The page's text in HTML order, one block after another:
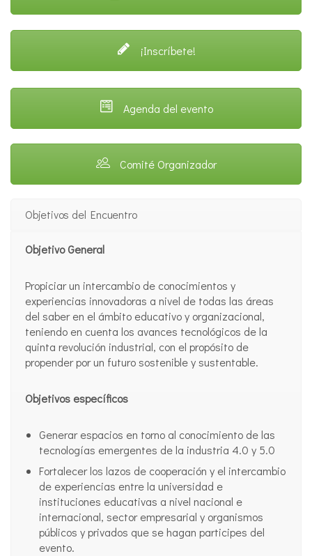
¡Inscríbete!
Agenda del evento
Comité Organizador
Objetivos del Encuentro
Objetivo General
Propiciar un intercambio de conocimientos y
experiencias innovadoras a nivel de todas las áreas
del saber en el ámbito educativo y organizacional,
teniendo en cuenta los avances tecnológicos de la
quinta revolución industrial, con el propósito de
propender por un futuro sostenible y sustentable.
Objetivos específicos
Generar espacios en torno al conocimiento de las
tecnologías emergentes de la industria 4.0 y 5.0
Fortalecer los lazos de cooperación y el intercambio
de experiencias entre la universidad e
instituciones educativas a nivel nacional e
internacional, sector empresarial y organismos
públicos y privados que se hagan participes del
evento.